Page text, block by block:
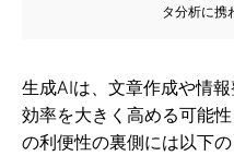
タ分析に携
生成AIは、文章作成や情
効率を大きく高める可能
の利便性の裏側には以下